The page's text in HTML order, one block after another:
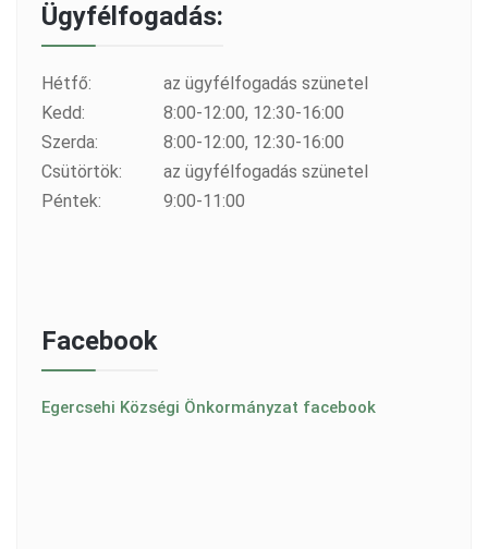
Ügyfélfogadás:
Hétfő:
az ügyfélfogadás szünetel
Kedd:
8:00-12:00, 12:30-16:00
Szerda:
8:00-12:00, 12:30-16:00
Csütörtök:
az ügyfélfogadás szünetel
Péntek:
9:00-11:00
Facebook
Egercsehi Községi Önkormányzat facebook